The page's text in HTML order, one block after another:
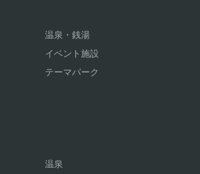
温泉・銭湯
イベント施設
テーマパーク
温泉